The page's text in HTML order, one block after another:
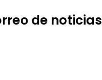
de noticias